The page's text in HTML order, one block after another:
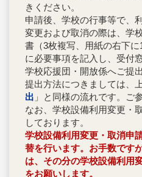
きください。
申請後、学校の行事等で、
変更および取消の際は、学
書（3枚複写、用紙の右下に
に必要事項を記入し、受付
学校応援団・開放係へご提
提出方法につきましては、
出 」と同様の流れです。ご
なお、学校設備利用変更・
しております。
学校設備利用変更・取消申
替を行います。お手数です
は、その分の学校設備利用
をお願いします。